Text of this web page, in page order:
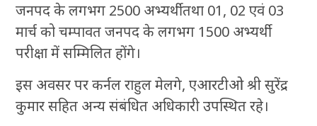
जनपद के लगभग 2500 अभ्यर्थी तथा 01, 02 एवं 03
मार्च को चम्पावत जनपद के लगभग 1500 अभ्यर्थी
परीक्षा में सम्मिलित होंगे।
इस अवसर पर कर्नल राहुल मेलगे, एआरटीओ श्री सुरेंद्र
कुमार सहित अन्य संबंधित अधिकारी उपस्थित रहे।